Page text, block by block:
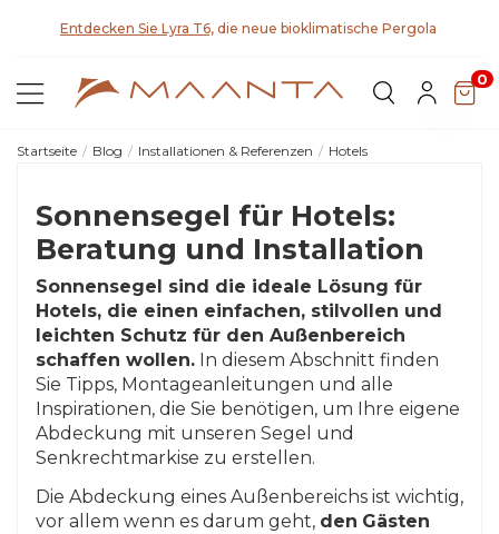
Entdecken Sie Lyra T6,die neue bioklimatische Pergola
0
Startseite Blog Installationen & Referenzen Hotels
Sonnensegel für Hotels:
Beratung und Installation
Sonnensegel sind die ideale Lösung für
Hotels, die einen einfachen, stilvollen und
leichten Schutz für den Außenbereich
schaffen wollen. In diesem Abschnitt finden
Sie Tipps, Montageanleitungen und alle
Inspirationen, die Sie benötigen, um Ihre eigene
Abdeckung mit unseren Segel und
Senkrechtmarkise zu erstellen.
Die Abdeckung eines Außenbereichs ist wichtig,
vor allem wenn es darum geht, den Gästen